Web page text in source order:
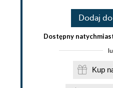
Dodaj
Dostępny